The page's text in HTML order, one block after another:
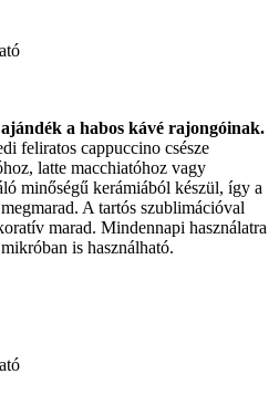
a habos kávé rajongóinak.
feliratos cappuccino csésze
latte macchiatóhoz vagy
minőségű kerámiából készül, így a
A tartós szublimációval
marad. Mindennapi használatra
is használható.